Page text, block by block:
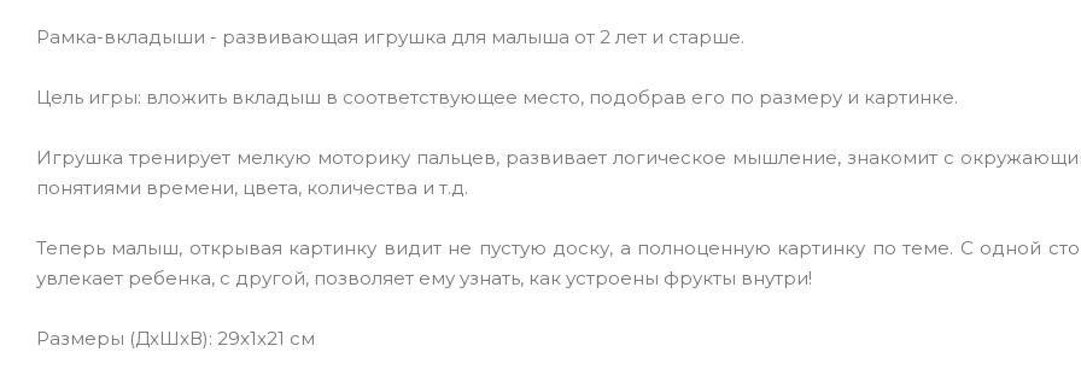
Рамка-вкладыши - развивающая игрушка для малыша от 2 лет и старше.
Цель игры: вложить вкладыш в соответствующее место, подобрав его по размеру и картинке.
Игрушка тренирует мелкую моторику пальцев, развивает логическое мышление, знакомит с
понятиями времени, цвета, количества и т.д.
Теперь малыш, открывая картинку видит не пустую доску, а полноценную картинку по теме. С одной
увлекает ребенка, с другой, позволяет ему узнать, как устроены фрукты внутри!
Размеры (ДxШxВ): 29x1x21 см